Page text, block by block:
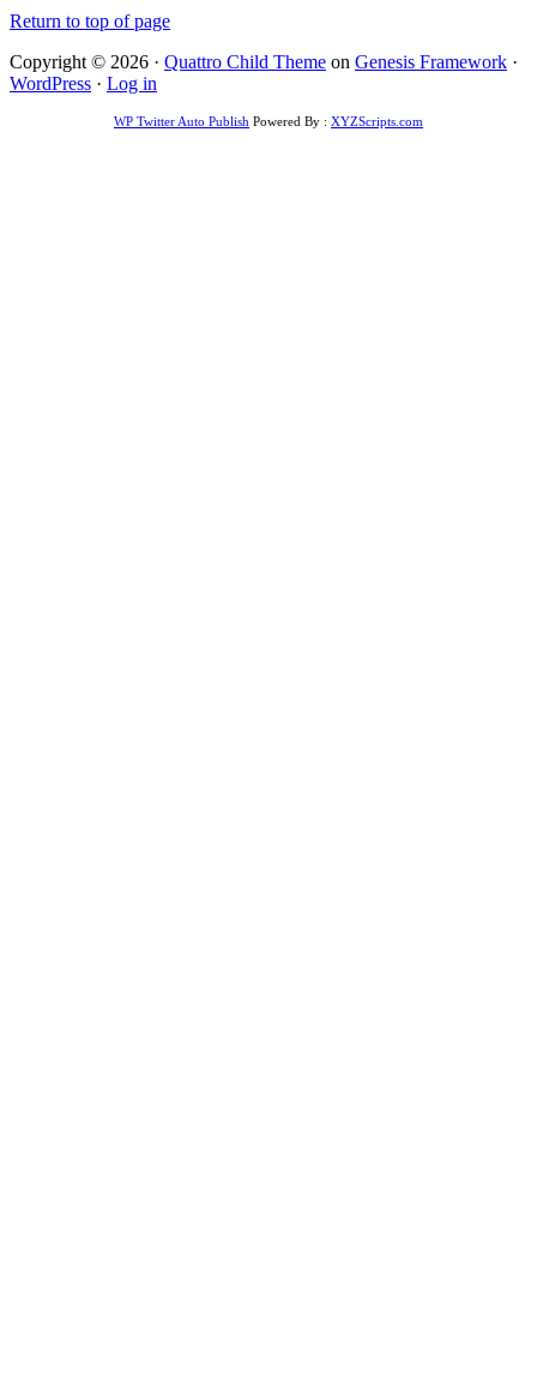
Return to top of page
Copyright © 2026 · Quattro Child Theme on Genesis Framework ·
WordPress · Log in
WP Twitter Auto Publish Powered By : XYZScripts.com